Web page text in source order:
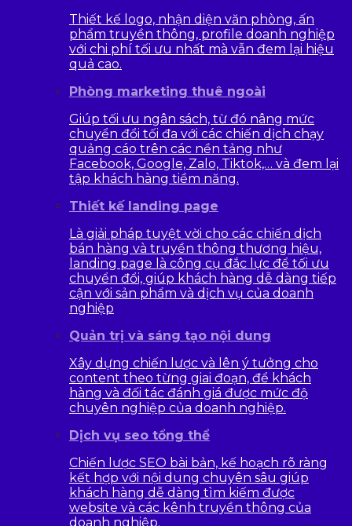
Thiết kế logo, nhận diện văn phòng, ấn
phẩm truyền thông, profile doanh nghiệp
với chi phí tối ưu nhất mà vẫn đem lại hiệu
quả cao.
Phòng marketing thuê ngoài
Giúp tối ưu ngân sách, từ đó nâng mức
chuyển đổi tối đa với các chiến dịch chạy
quảng cáo trên các nền tảng như
Facebook, Google, Zalo, Tiktok,… và đem lại
tập khách hàng tiềm năng.
Thiết kế landing page
Là giải pháp tuyệt vời cho các chiến dịch
bán hàng và truyền thông thương hiệu,
landing page là công cụ đắc lực để tối ưu
chuyển đổi, giúp khách hàng dễ dàng tiếp
cận với sản phẩm và dịch vụ của doanh
nghiệp
Quản trị và sáng tạo nội dung
Xây dựng chiến lược và lên ý tưởng cho
content theo từng giai đoạn, để khách
hàng và đối tác đánh giá được mức độ
chuyên nghiệp của doanh nghiệp.
Dịch vụ seo tổng thể
Chiến lược SEO bài bản, kế hoạch rõ ràng
kết hợp với nội dung chuyên sâu giúp
khách hàng dễ dàng tìm kiếm được
website và các kênh truyền thông của
doanh nghiệp.